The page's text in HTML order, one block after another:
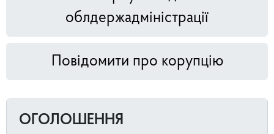
облдержадміністрації
Повідомити про корупцію
ОГОЛОШЕННЯ